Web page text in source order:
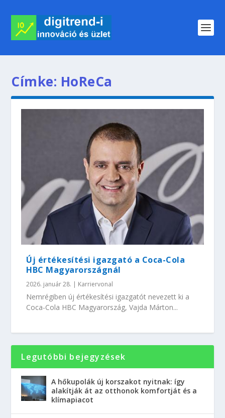
Címke: HoReCa
Új értékesítési igazgató a Coca-Cola
HBC Magyarországnál
2026. január 28. | Karriervonal
Nemrégiben új értékesítési igazgatót nevezett ki a
Coca-Cola HBC Magyarország, Vajda Márton...
Legutóbbi bejegyzések
A hőkupolák új korszakot nyitnak: így
alakítják át az otthonok komfortját és a
klímapiacot